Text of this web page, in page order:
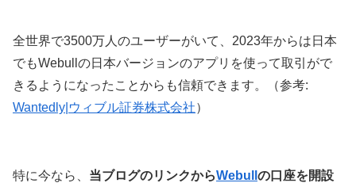
全世界で3500万人のユーザーがいて、2023年からは日本
でもWebullの日本バージョンのアプリを使って取引がで
きるようになったことからも信頼できます。（参考:
Wantedly|ウィブル証券株式会社）
特に今なら、 当ブログのリンクからWebull の口座を開設